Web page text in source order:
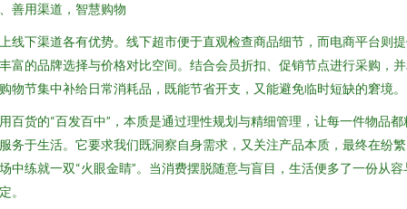
善用渠道，智慧购物
线下渠道各有优势。线下超市便于直观检查商品细节，而电商平台则
富的品牌选择与价格对比空间。结合会员折扣、促销节点进行采购，
物节集中补给日常消耗品，既能节省开支，又能避免临时短缺的窘境。
百货的“百发百中”，本质是通过理性规划与精细管理，让每一件物品都
务于生活。它要求我们既洞察自身需求，又关注产品本质，最终在纷
中练就一双“火眼金睛”。当消费摆脱随意与盲目，生活便多了一份从容
。